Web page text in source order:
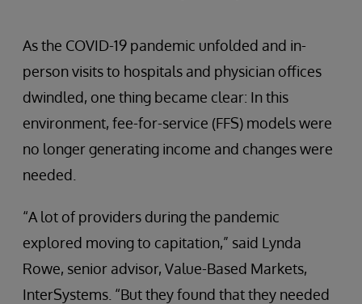
As the COVID-19 pandemic unfolded and in-
person visits to hospitals and physician offices
dwindled, one thing became clear: In this
environment, fee-for-service (FFS) models were
no longer generating income and changes were
needed.
“A lot of providers during the pandemic
explored moving to capitation,” said Lynda
Rowe, senior advisor, Value-Based Markets,
InterSystems. “But they found that they needed